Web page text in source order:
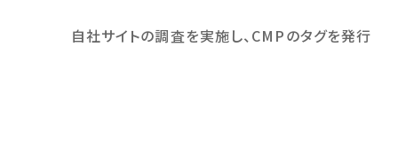
自社サイトの調査を実施し、CMPのタグを発行